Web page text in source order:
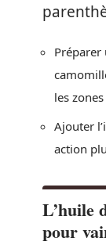
les
Ajouter
action
L’huile
pour